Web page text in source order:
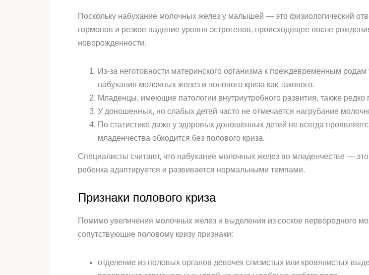
Поскольку набухание молочных желез у малышей — это физиологический
гормонов и резкое падение уровня эстрогенов, происходящее после
новорожденности.
Из-за неготовности материнского организма к преждевременным
набухания молочных желез и полового криза как такового.
Младенцы, имеющие патологии внутриутробного развития, также
У доношенных, но слабых детей часто не отмечается нагрубание
По статистике даже у здоровых доношенных детей не всегда
младенчества обходится без полового криза.
Специалисты считают, что набухание молочных желез во младенчестве —
ребенка адаптируется и развивается нормальными темпами.
Признаки полового криза
Помимо увеличения молочных желез и выделения из сосков первородного
сопутствующие половому кризу признаки:
отделение из половых органов девочек слизистых или кровянистых